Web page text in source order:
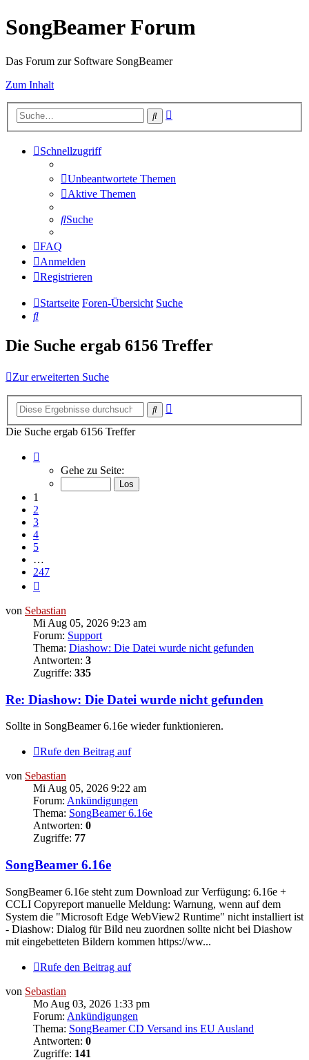
SongBeamer Forum
Das Forum zur Software SongBeamer
Zum Inhalt
Suche
Schnellzugriff
Unbeantwortete Themen
Aktive Themen
Suche
FAQ
Anmelden
Registrieren
Startseite Foren-Übersicht Suche
Suche
Die Suche ergab 6156 Treffer
Zur erweiterten Suche
Suche
Die Suche ergab 6156 Treffer
von
Gehe zu Seite:
1
2
3
4
5
…
247
von Sebastian
Mi Aug 05, 2026 9:23 am
Forum: Support
Thema: Diashow: Die Datei wurde nicht gefunden
Antworten: 3
Zugriffe: 335
Re: Diashow: Die Datei wurde nicht gefunden
Sollte in SongBeamer 6.16e wieder funktionieren.
Rufe den Beitrag auf
von Sebastian
Mi Aug 05, 2026 9:22 am
Forum: Ankündigungen
Thema: SongBeamer 6.16e
Antworten: 0
Zugriffe: 77
SongBeamer 6.16e
SongBeamer 6.16e steht zum Download zur Verfügung: 6.16e +
CCLI Copyreport manuelle Meldung: Warnung, wenn auf dem
System die "Microsoft Edge WebView2 Runtime" nicht installiert ist
- Diashow: Dialog für Bild neu zuordnen sollte nicht bei Diashow
mit eingebetteten Bildern kommen https://ww...
Rufe den Beitrag auf
von Sebastian
Mo Aug 03, 2026 1:33 pm
Forum: Ankündigungen
Thema: SongBeamer CD Versand ins EU Ausland
Antworten: 0
Zugriffe: 141